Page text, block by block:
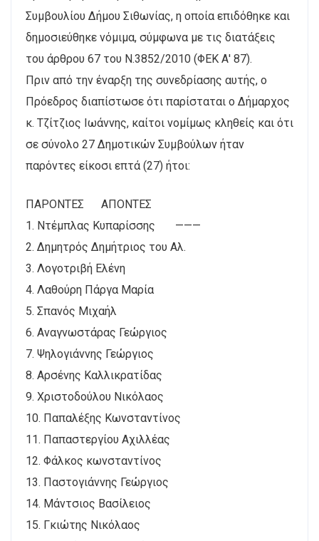
Συμβουλίου Δήμου Σιθωνίας, η οποία επιδόθηκε και
δημοσιεύθηκε νόμιμα, σύμφωνα με τις διατάξεις
του άρθρου 67 του Ν.3852/2010 (ΦΕΚ Α' 87).
Πριν από την έναρξη της συνεδρίασης αυτής, ο
Πρόεδρος διαπίστωσε ότι παρίσταται ο Δήμαρχος
κ. Τζίτζιος Ιωάννης, καίτοι νομίμως κληθείς και ότι
σε σύνολο 27 Δημοτικών Συμβούλων ήταν
παρόντες είκοσι επτά (27) ήτοι:
ΠΑΡΟΝΤΕΣ ΑΠΟΝΤΕΣ
1. Ντέμπλας Κυπαρίσσης ———
2. Δημητρός Δημήτριος του Αλ.
3. Λογοτριβή Ελένη
4. Λαθούρη Πάργα Μαρία
5. Σπανός Μιχαήλ
6. Αναγνωστάρας Γεώργιος
7. Ψηλογιάννης Γεώργιος
8. Αρσένης Καλλικρατίδας
9. Χριστοδούλου Νικόλαος
10. Παπαλέξης Κωνσταντίνος
11. Παπαστεργίου Αχιλλέας
12. Φάλκος κωνσταντίνος
13. Παστογιάννης Γεώργιος
14. Μάντσιος Βασίλειος
15. Γκιώτης Νικόλαος